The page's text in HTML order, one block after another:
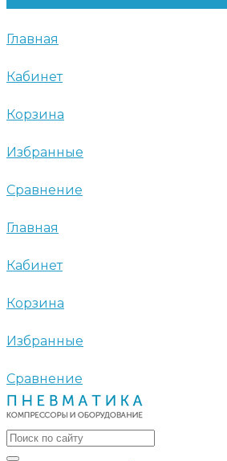
Главная
Кабинет
Корзина
Избранные
Сравнение
Главная
Кабинет
Корзина
Избранные
Сравнение